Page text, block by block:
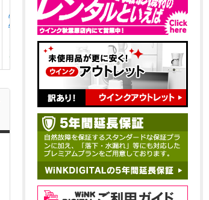
Audio-technica
ATH-SQ1TW2NC-CA
￥9,801
どんな瞬間も、私らしく彩
る。気分を上げる...
Audio-technica
ATH-SQ1TW2NC-BK
￥9,801
どんな瞬間も、私らしく彩
る。気分を上げる...